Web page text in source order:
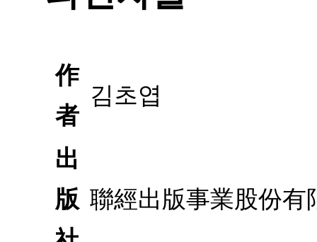
作
者
김초엽
出
版 聯經出版事業股份有